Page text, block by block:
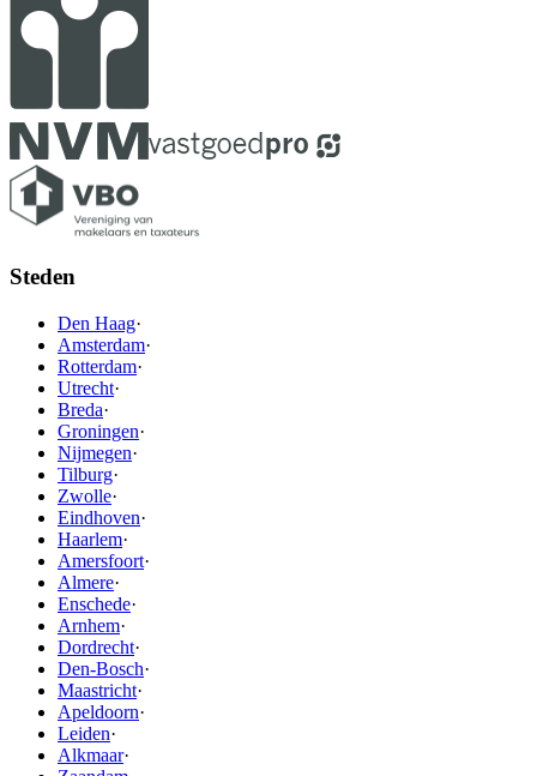
Steden
Den Haag·
Amsterdam·
Rotterdam·
Utrecht·
Breda·
Groningen·
Nijmegen·
Tilburg·
Zwolle·
Eindhoven·
Haarlem·
Amersfoort·
Almere·
Enschede·
Arnhem·
Dordrecht·
Den-Bosch·
Maastricht·
Apeldoorn·
Leiden·
Alkmaar·